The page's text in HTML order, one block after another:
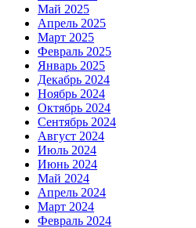
Май 2025
Апрель 2025
Март 2025
Февраль 2025
Январь 2025
Декабрь 2024
Ноябрь 2024
Октябрь 2024
Сентябрь 2024
Август 2024
Июль 2024
Июнь 2024
Май 2024
Апрель 2024
Март 2024
Февраль 2024